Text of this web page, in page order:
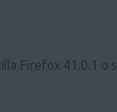
Firefox 41.0.1